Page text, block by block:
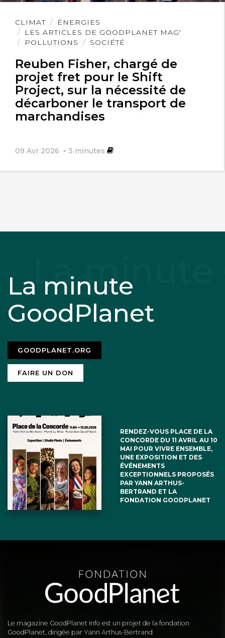
CLIMAT
ÉNERGIES
LES ARTICLES DE GOODPLANET MAG'
POLLUTIONS
SOCIÉTÉ
Reuben Fisher, chargé de
projet fret pour le Shift
Project, sur la nécessité de
décarboner le transport de
marchandises
09 Avr 2026 3 minutes
Lire
l'article
La minute
GoodPlanet
GOODPLANET.ORG
FAIRE UN DON
RENDEZ-VOUS PLACE DE LA
CONCORDE DU 11 AVRIL AU 10
MAI POUR VIVRE ENSEMBLE,
UNE EXPOSITION ET DES
ÉVÉNEMENTS
EXCEPTIONNELS PROPOSÉS
PAR YANN ARTHUS-
BERTRAND ET LA
FONDATION GOODPLANET
Le magazine GoodPlanet Info est un projet de la fondation
GoodPlanet, dirigée par Yann Arthus-Bertrand